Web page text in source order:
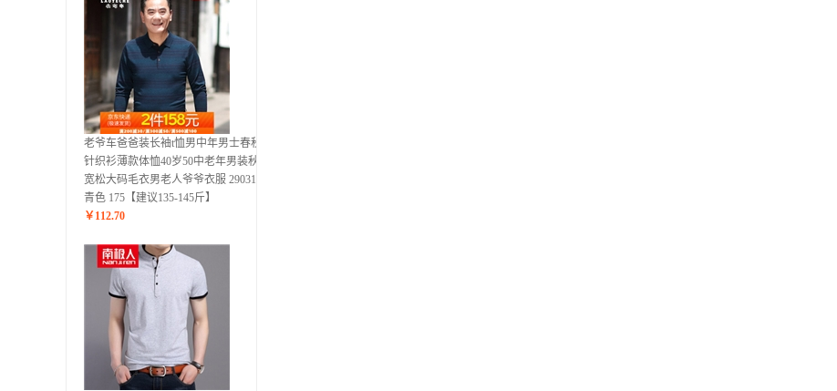
老爷车爸爸装长袖t恤男中年男士春秋季
针织衫薄款体恤40岁50中老年男装秋装
宽松大码毛衣男老人爷爷衣服 29031藏
青色 175【建议135-145斤】
￥ 112.70